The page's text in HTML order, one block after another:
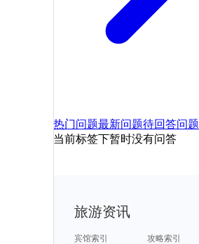
热门问题最新问题待回答问题
当前标签下暂时没有问答
旅游资讯
宾馆索引
攻略索引